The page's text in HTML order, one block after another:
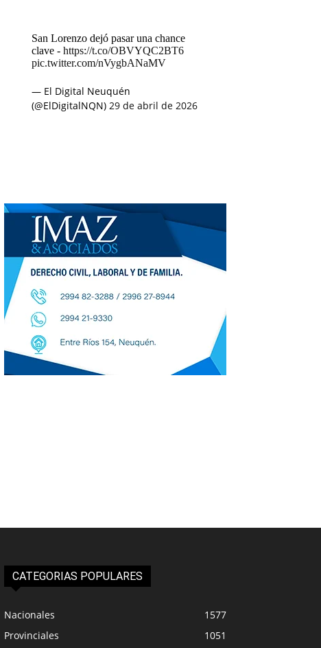
San Lorenzo dejó pasar una chance
clave - https://t.co/OBVYQC2BT6
pic.twitter.com/nVygbANaMV
— El Digital Neuquén
(@ElDigitalNQN) 29 de abril de 2026
CATEGORIAS POPULARES
Nacionales
1577
Provinciales
1051